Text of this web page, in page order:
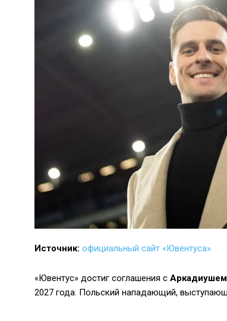
Источник: официальный сайт «Ювентуса»
«Ювентус» достиг соглашения с
2027 года. Польский нападающий,